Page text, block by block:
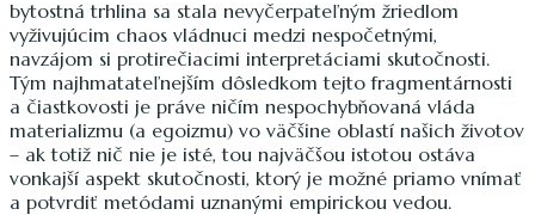
bytostná trhlina sa stala nevyčerpateľným žriedlom
vyživujúcim chaos vládnuci medzi nespočetnými,
navzájom si protirečiacimi interpretáciami skutočnosti.
Tým najhmatateľnejším dôsledkom tejto fragmentárnosti
a čiastkovosti je práve ničím nespochybňovaná vláda
materializmu (a egoizmu) vo väčšine oblastí našich životov
– ak totiž nič nie je isté, tou najväčšou istotou ostáva
vonkajší aspekt skutočnosti, ktorý je možné priamo vnímať
a potvrdiť metódami uznanými empirickou vedou.